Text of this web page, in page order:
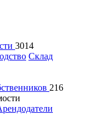
3014
Склад
216